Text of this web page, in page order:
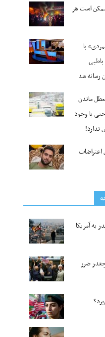
است هر
با
رسانه شد
ماندن
با وجود
ندارد!
اعتراضات
به آمریکا
ضرر